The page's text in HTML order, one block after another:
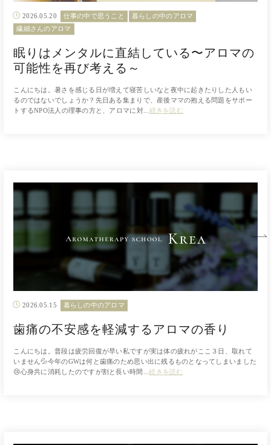
2026.05.20 仕事の中で思うこと
暮らしの中のアロマ
繊細さんのアロマ
眠りはメンタルに直結している〜アロマの
可能性を再び考える～
こんにちは。暑さを感じる日が増えて寝苦しいなと夜中に起きたりした人もい
るのではないでしょうか？先日ある集まりで、産後ママの抱える問題をサポー
トするNPO法人の理事の方と、アロマに対... 続きを読む
2026.05.15 暮らしの中のアロマ
歯痛の不安感を軽減するアロマの香り
こんにちは。普段は疲労回復が早い私ですが実は体の疲れがここ３日、取れて
いません💦今年のGWは何と歯痛のため思い出に残るものとなってしまいました
😢心身共に消耗したのですが割と長い時間...続きを読む